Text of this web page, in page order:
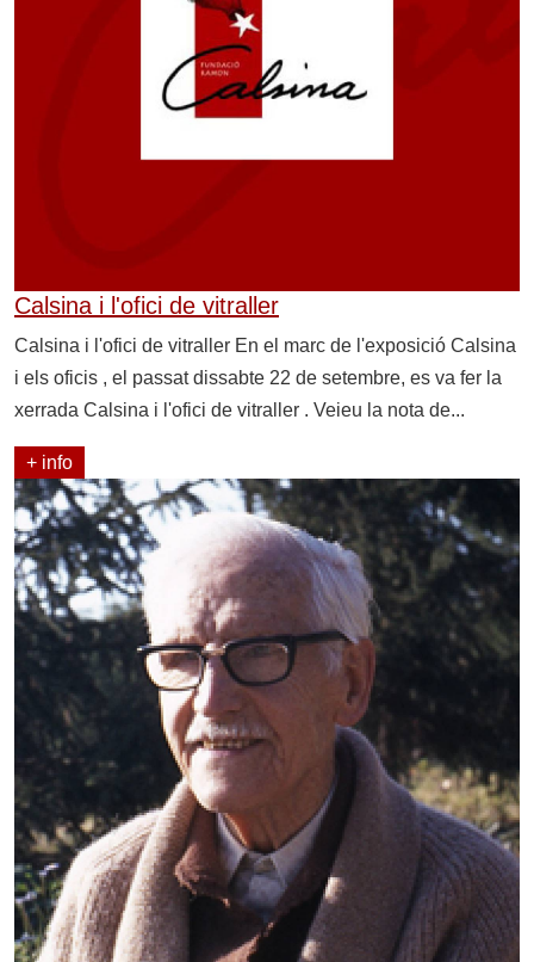
Calsina i l'ofici de vitraller
Calsina i l'ofici de vitraller En el marc de l'exposició Calsina
i els oficis , el passat dissabte 22 de setembre, es va fer la
xerrada Calsina i l'ofici de vitraller . Veieu la nota de...
+ info